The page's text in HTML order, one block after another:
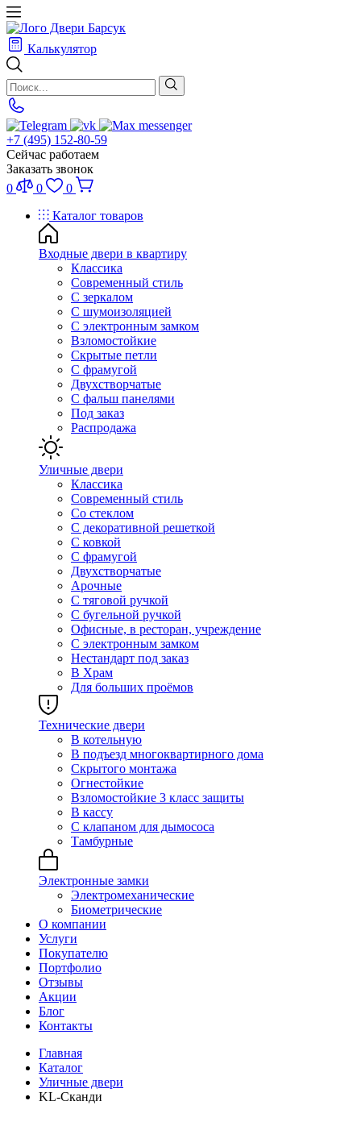
Калькулятор
+7 (495) 152-80-59
Сейчас работаем
Заказать звонок
0
0
0
Каталог товаров
Входные двери в квартиру
Классика
Современный стиль
С зеркалом
С шумоизоляцией
С электронным замком
Взломостойкие
Скрытые петли
С фрамугой
Двухстворчатые
С фальш панелями
Под заказ
Распродажа
Уличные двери
Классика
Современный стиль
Со стеклом
С декоративной решеткой
С ковкой
С фрамугой
Двухстворчатые
Арочные
С тяговой ручкой
С бугельной ручкой
Офисные, в ресторан, учреждение
С электронным замком
Нестандарт под заказ
В Храм
Для больших проёмов
Технические двери
В котельную
В подъезд многоквартирного дома
Скрытого монтажа
Огнестойкие
Взломостойкие 3 класс защиты
В кассу
С клапаном для дымососа
Тамбурные
Электронные замки
Электромеханические
Биометрические
О компании
Услуги
Покупателю
Портфолио
Отзывы
Акции
Блог
Контакты
Главная
Каталог
Уличные двери
KL-Сканди